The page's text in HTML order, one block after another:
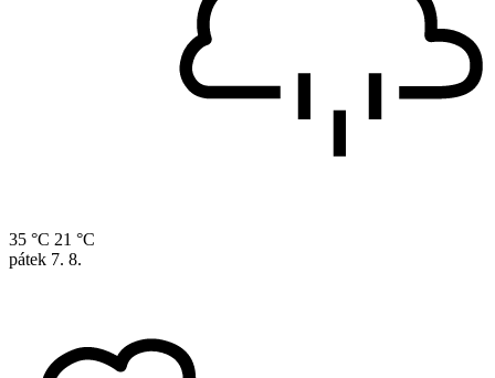
35 °C 21 °C
pátek 7. 8.